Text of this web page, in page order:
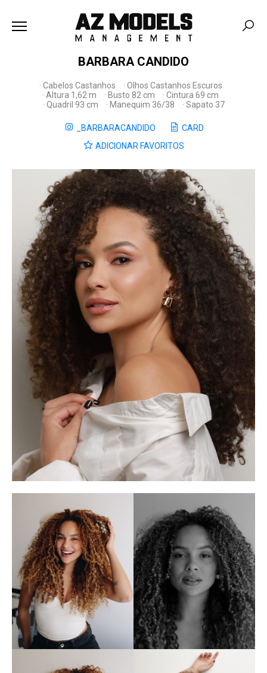
BARBARA CANDIDO
Cabelos Castanhos
Olhos Castanhos Escuros
Altura 1,62 m
Busto 82 cm
Cintura 69 cm
Quadril 93 cm
Manequim 36/38 Sapato 37
_BARBARACANDIDO
CARD
ADICIONAR FAVORITOS